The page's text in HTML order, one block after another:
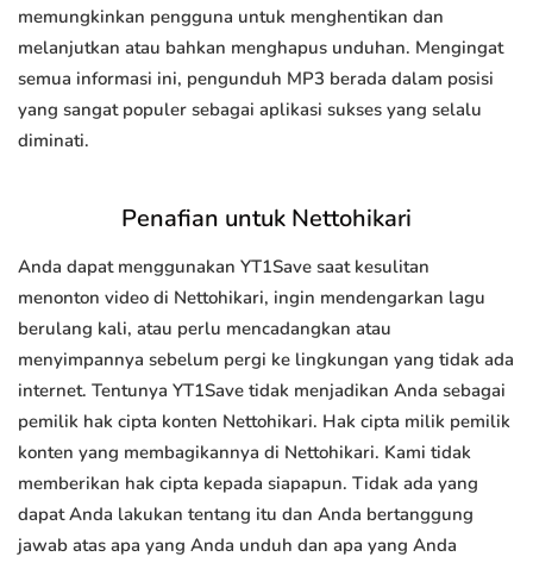
memungkinkan pengguna untuk menghentikan dan
melanjutkan atau bahkan menghapus unduhan. Mengingat
semua informasi ini, pengunduh MP3 berada dalam posisi
yang sangat populer sebagai aplikasi sukses yang selalu
diminati.
Penafian untuk Nettohikari
Anda dapat menggunakan YT1Save saat kesulitan
menonton video di Nettohikari, ingin mendengarkan lagu
berulang kali, atau perlu mencadangkan atau
menyimpannya sebelum pergi ke lingkungan yang tidak ada
internet. Tentunya YT1Save tidak menjadikan Anda sebagai
pemilik hak cipta konten Nettohikari. Hak cipta milik pemilik
konten yang membagikannya di Nettohikari. Kami tidak
memberikan hak cipta kepada siapapun. Tidak ada yang
dapat Anda lakukan tentang itu dan Anda bertanggung
jawab atas apa yang Anda unduh dan apa yang Anda